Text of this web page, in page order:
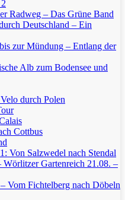
Radweg – Das Grüne Band
Deutschland – Ein
zur Mündung – Entlang der
Alb zum Bodensee und
durch Polen
Cottbus
Von Salzwedel nach Stendal
Wörlitzer Gartenreich 21.08. –
Vom Fichtelberg nach Döbeln